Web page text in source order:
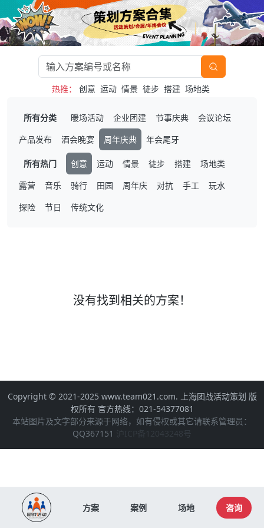
热推： 创意 运动 情景 徒步 搭建 场地类
所有分类 暖场活动 企业团建 节事庆典
会议论坛
产品发布
酒会晚宴 周年庆典 年会尾牙
所有热门 创意 运动 情景 徒步 搭建
场地类
露营
音乐 骑行 田园 周年庆 对抗 手工
玩水
探险
节日 传统文化
没有找到相关的方案！
Copyright © 2021-2025 www.team021.com. 上海团战活动策划 版
权所有 官方热线：021-54377081
本站图片及文字部分来源于网络，如有侵权或其它请联系管理员：
QQ367151
沪ICP备12043248号
方案 案例 场地 咨询